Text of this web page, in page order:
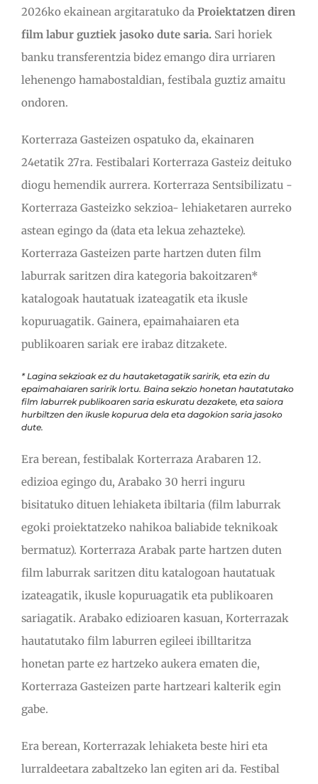
2026ko ekainean argitaratuko da Proiektatzen diren
film labur guztiek jasoko dute saria. Sari horiek
banku transferentzia bidez emango dira urriaren
lehenengo hamabostaldian, festibala guztiz amaitu
ondoren.
Korterraza Gasteizen ospatuko da, ekainaren
24etatik 27ra. Festibalari Korterraza Gasteiz deituko
diogu hemendik aurrera. Korterraza Sentsibilizatu -
Korterraza Gasteizko sekzioa- lehiaketaren aurreko
astean egingo da (data eta lekua zehazteke).
Korterraza Gasteizen parte hartzen duten film
laburrak saritzen dira kategoria bakoitzaren*
katalogoak hautatuak izateagatik eta ikusle
kopuruagatik. Gainera, epaimahaiaren eta
publikoaren sariak ere irabaz ditzakete.
* Lagina sekzioak ez du hautaketagatik saririk, eta ezin du
epaimahaiaren saririk lortu. Baina sekzio honetan hautatutako
film laburrek publikoaren saria eskuratu dezakete, eta saiora
hurbiltzen den ikusle kopurua dela eta dagokion saria jasoko
dute.
Era berean, festibalak Korterraza Arabaren 12.
edizioa egingo du, Arabako 30 herri inguru
bisitatuko dituen lehiaketa ibiltaria (film laburrak
egoki proiektatzeko nahikoa baliabide teknikoak
bermatuz). Korterraza Arabak parte hartzen duten
film laburrak saritzen ditu katalogoan hautatuak
izateagatik, ikusle kopuruagatik eta publikoaren
sariagatik. Arabako edizioaren kasuan, Korterrazak
hautatutako film laburren egileei ibilltaritza
honetan parte ez hartzeko aukera ematen die,
Korterraza Gasteizen parte hartzeari kalterik egin
gabe.
Era berean, Korterrazak lehiaketa beste hiri eta
lurraldeetara zabaltzeko lan egiten ari da. Festibal